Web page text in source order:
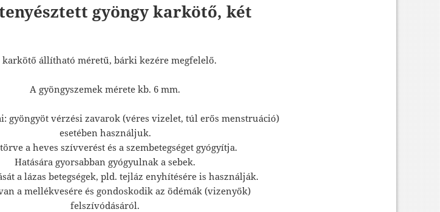
gyöngy karkötő, két
karkötő állítható méretű, bárki kezére megfelelő.
A gyöngyszemek mérete kb. 6 mm.
gyöngyöt vérzési zavarok (véres vizelet, túl erős menstruáció)
esetében használjuk.
a heves szívverést és a szembetegséget gyógyítja.
Hatására gyorsabban gyógyulnak a sebek.
a lázas betegségek, pld. tejláz enyhítésére is használják.
a mellékvesére és gondoskodik az ödémák (vizenyők)
felszívódásáról.